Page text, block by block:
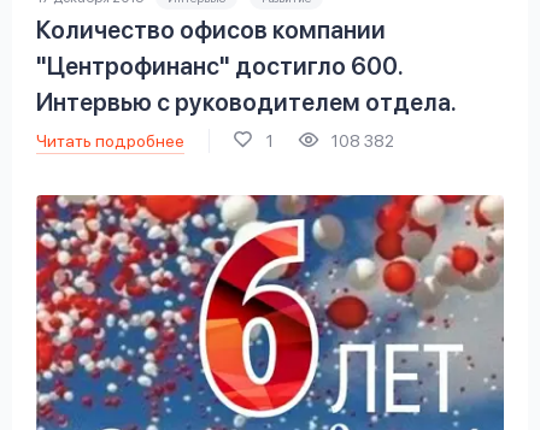
Количество офисов компании
"Центрофинанс" достигло 600.
Интервью с руководителем отдела.
Читать подробнее 1 108 382